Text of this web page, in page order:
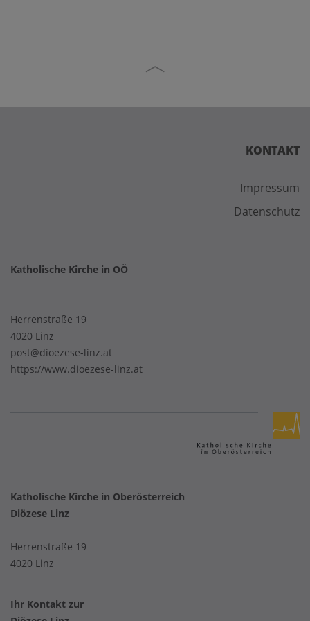
KONTAKT
Impressum
Datenschutz
Katholische Kirche in OÖ
Herrenstraße 19
4020 Linz
post@dioezese-linz.at
https://www.dioezese-linz.at
Katholische Kirche in Oberösterreich
Diözese Linz
Herrenstraße 19
4020 Linz
Ihr Kontakt zur